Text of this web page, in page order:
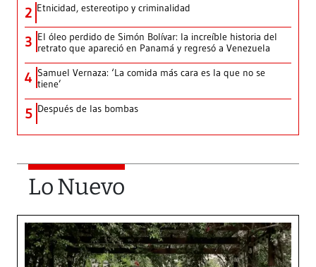
2 Etnicidad, estereotipo y criminalidad
3 El óleo perdido de Simón Bolívar: la increíble historia del
retrato que apareció en Panamá y regresó a Venezuela
4 Samuel Vernaza: ‘La comida más cara es la que no se
tiene’
5 Después de las bombas
Lo Nuevo